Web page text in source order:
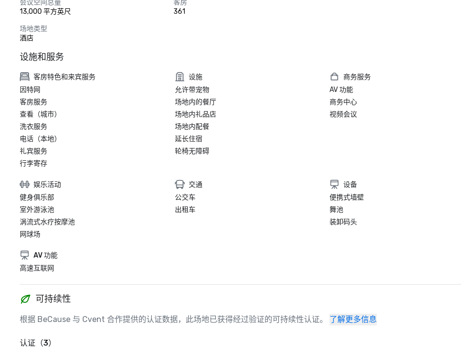
会议空间总量
13,000 平方英尺
客房
361
场地类型
酒店
设施和服务
客房特色和来宾服务
因特网
客房服务
查看（城市）
洗衣服务
电话（本地）
礼宾服务
行李寄存
设施
允许带宠物
场地内的餐厅
场地内礼品店
场地内配餐
延长住宿
轮椅无障碍
商务服务
AV 功能
商务中心
视频会议
娱乐活动
健身俱乐部
室外游泳池
涡流式水疗按摩池
网球场
交通
公交车
出租车
设备
便携式墙壁
舞池
装卸码头
AV 功能
高速互联网
可持续性
根据 BeCause 与 Cvent 合作提供的认证数据，此场地已获得经过验证的可持续性认证。 了解更多信息
认证（3）